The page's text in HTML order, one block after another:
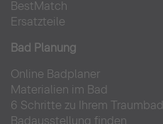
BestMatch
Ersatzteile
Bad Planung
Online Badplaner
Materialien im Bad
6 Schritte zu Ihrem Traumbad
Badausstellung finden